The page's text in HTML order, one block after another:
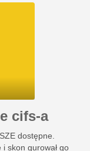
cifs-a
dostępne.
skon gurował go